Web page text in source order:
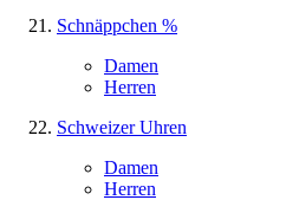
Schnäppchen %
Damen
Herren
Schweizer Uhren
Damen
Herren